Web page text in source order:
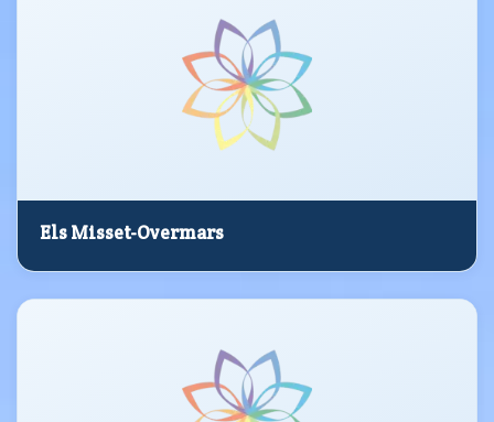
Els Misset-Overmars